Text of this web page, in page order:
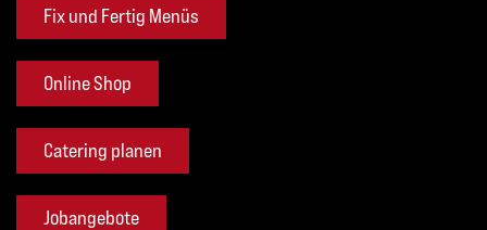
Fix und Fertig Menüs
Online Shop
Catering planen
Jobangebote